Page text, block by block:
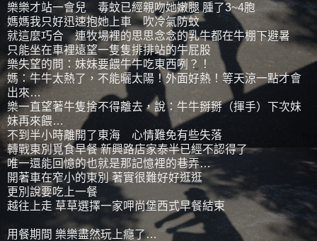
樂樂才站一會兒 毒蚊已經親吻她嫩腿 腫了3~4胞
媽媽我只好迅速抱她上車 吹冷氣防蚊
就這麼巧合 連牧場裡的思思念念的乳牛都在牛棚下避暑
只能坐在車裡遠望一隻隻排排站的牛屁股
樂失望的問：妹妹要餵牛牛吃東西咧？！
媽：牛牛太熱了，不能曬太陽！外面好熱！等天涼一點才會
出來…
樂一直望著牛隻捨不得離去，說：牛牛掰掰（揮手）下次妹
妹再來餵…
不到半小時離開了東海 心情難免有些失落
轉戰東別覓食早餐 新興路店家泰半已經不認得了
唯一還能回憶的也就是那記憶裡的巷弄…
開著車在窄小的東別 著實很難好好逛逛
更別說要吃上一餐
越往上走 草草選擇一家呷尚堡西式早餐結束
用餐期間 樂樂盡然玩上癮了…